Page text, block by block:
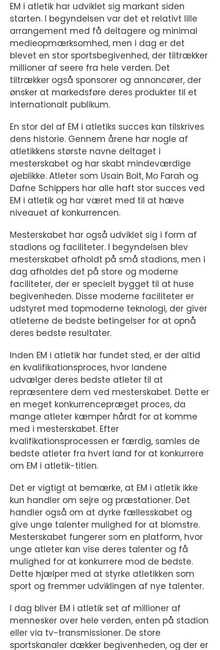
EM i atletik har udviklet sig markant siden
starten. I begyndelsen var det et relativt lille
arrangement med få deltagere og minimal
medieopmærksomhed, men i dag er det
blevet en stor sportsbegivenhed, der tiltrækker
millioner af seere fra hele verden. Det
tiltrækker også sponsorer og annoncører, der
ønsker at markedsføre deres produkter til et
internationalt publikum.
En stor del af EM i atletiks succes kan tilskrives
dens historie. Gennem årene har nogle af
atletikkens største navne deltaget i
mesterskabet og har skabt mindeværdige
øjeblikke. Atleter som Usain Bolt, Mo Farah og
Dafne Schippers har alle haft stor succes ved
EM i atletik og har været med til at hæve
niveauet af konkurrencen.
Mesterskabet har også udviklet sig i form af
stadions og faciliteter. I begyndelsen blev
mesterskabet afholdt på små stadions, men i
dag afholdes det på store og moderne
faciliteter, der er specielt bygget til at huse
begivenheden. Disse moderne faciliteter er
udstyret med topmoderne teknologi, der giver
atleterne de bedste betingelser for at opnå
deres bedste resultater.
Inden EM i atletik har fundet sted, er der altid
en kvalifikationsproces, hvor landene
udvælger deres bedste atleter til at
repræsentere dem ved mesterskabet. Dette er
en meget konkurrencepræget proces, da
mange atleter kæmper hårdt for at komme
med i mesterskabet. Efter
kvalifikationsprocessen er færdig, samles de
bedste atleter fra hvert land for at konkurrere
om EM i atletik-titlen.
Det er vigtigt at bemærke, at EM i atletik ikke
kun handler om sejre og præstationer. Det
handler også om at dyrke fællesskabet og
give unge talenter mulighed for at blomstre.
Mesterskabet fungerer som en platform, hvor
unge atleter kan vise deres talenter og få
mulighed for at konkurrere mod de bedste.
Dette hjælper med at styrke atletikken som
sport og fremmer udviklingen af nye talenter.
I dag bliver EM i atletik set af millioner af
mennesker over hele verden, enten på stadion
eller via tv-transmissioner. De store
sportskanaler dækker begivenheden, og der er